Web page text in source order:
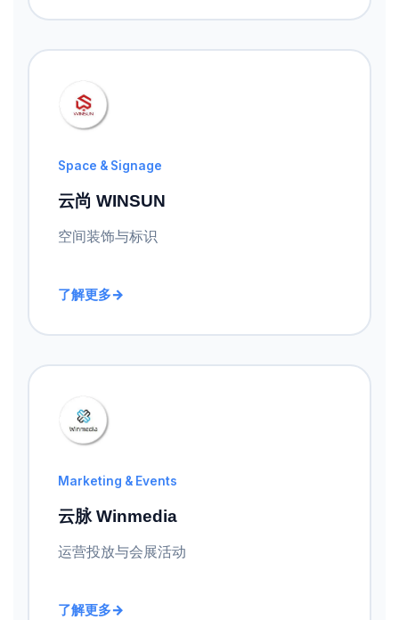
Space & Signage
云尚 WINSUN
空间装饰与标识
了解更多
Marketing & Events
云脉 Winmedia
运营投放与会展活动
了解更多